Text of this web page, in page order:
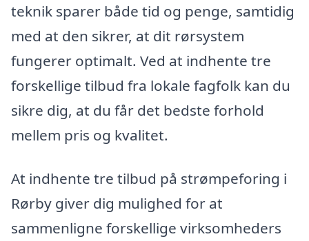
teknik sparer både tid og penge, samtidig
med at den sikrer, at dit rørsystem
fungerer optimalt. Ved at indhente tre
forskellige tilbud fra lokale fagfolk kan du
sikre dig, at du får det bedste forhold
mellem pris og kvalitet.
At indhente tre tilbud på strømpeforing i
Rørby giver dig mulighed for at
sammenligne forskellige virksomheders